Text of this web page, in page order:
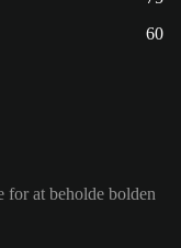
60
for at beholde bolden